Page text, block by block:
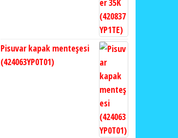
Pisuvar kapak menteşesi
(424063YP0T01)